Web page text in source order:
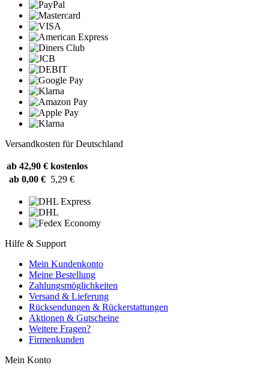
Versandkosten für Deutschland
ab 42,90 € kostenlos
ab 0,00 € 5,29 €
Hilfe & Support
Mein Kundenkonto
Meine Bestellung
Zahlungsmöglichkeiten
Versand & Lieferung
Rücksendungen & Rückerstattungen
Aktionen & Gutscheine
Weitere Fragen?
Firmenkunden
Mein Konto